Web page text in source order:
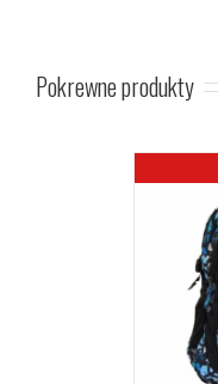
Pokrewne produkty